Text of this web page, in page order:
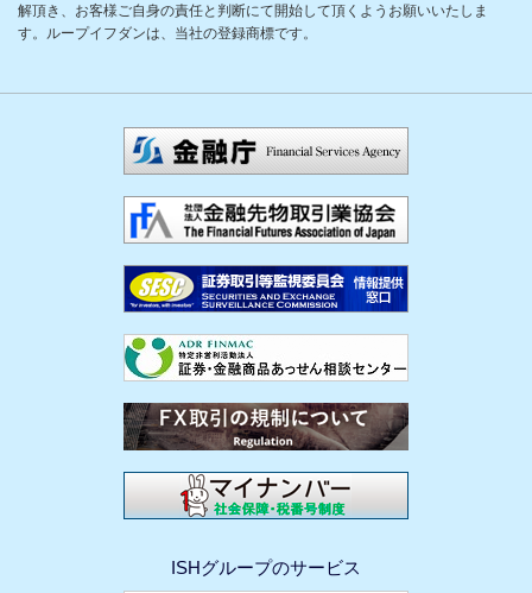
解頂き、お客様ご自身の責任と判断にて開始して頂くようお願いいたしま
す。ループイフダンは、当社の登録商標です。
ISHグループのサービス